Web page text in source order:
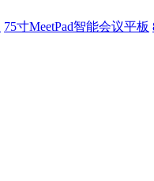
75寸MeetPad智能会议平板